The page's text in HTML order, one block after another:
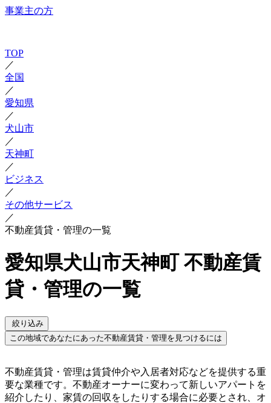
事業主の方
TOP
／
全国
／
愛知県
／
犬山市
／
天神町
／
ビジネス
／
その他サービス
／
不動産賃貸・管理の一覧
愛知県犬山市天神町 不動産賃
貸・管理の一覧
絞り込み
この地域であなたにあった不動産賃貸・管理を見つけるには
不動産賃貸・管理は賃貸仲介や入居者対応などを提供する重
要な業種です。不動産オーナーに変わって新しいアパートを
紹介したり、家賃の回収をしたりする場合に必要とされ、オ